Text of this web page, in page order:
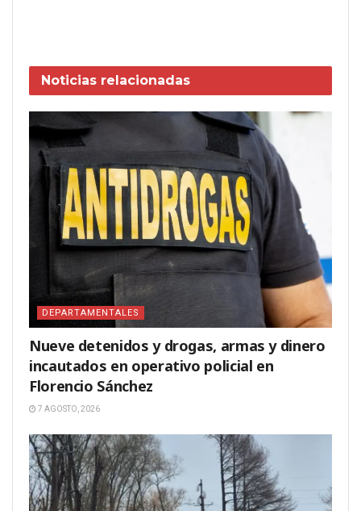
Noticias relacionadas
DEPARTAMENTALES
Nueve detenidos y drogas, armas y dinero
incautados en operativo policial en
Florencio Sánchez
7 AGOSTO, 2026